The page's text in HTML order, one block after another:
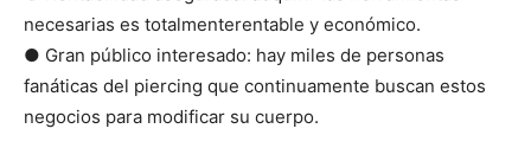
necesarias es totalmenterentable y económico.
● Gran público interesado: hay miles de personas
fanáticas del piercing que continuamente buscan estos
negocios para modificar su cuerpo.